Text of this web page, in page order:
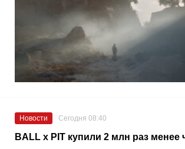
Новости Сегодня 08:40
BALL x PIT купили 2 млн раз менее